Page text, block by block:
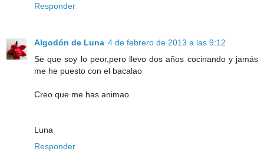
Responder
Algodón de Luna 4 de febrero de 2013 a las 9:12
Se que soy lo peor,pero llevo dos años cocinando y jamás
me he puesto con el bacalao
Creo que me has animao
Luna
Responder